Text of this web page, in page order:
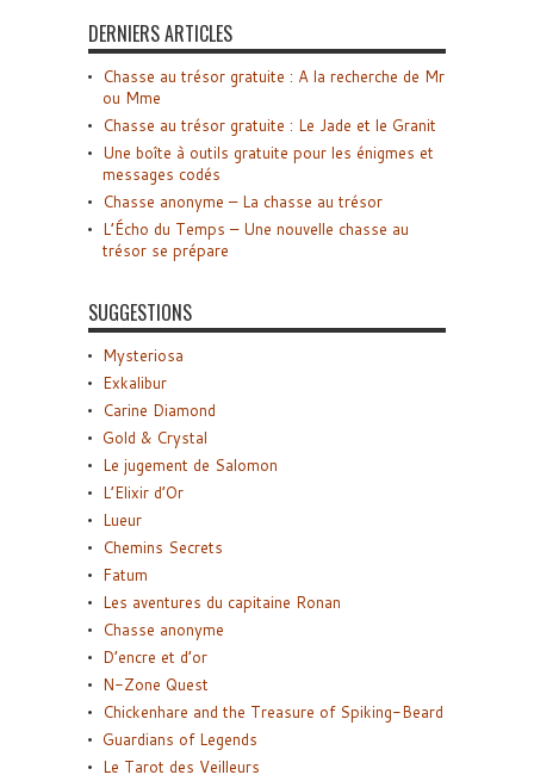
DERNIERS ARTICLES
Chasse au trésor gratuite : A la recherche de Mr
ou Mme
Chasse au trésor gratuite : Le Jade et le Granit
Une boîte à outils gratuite pour les énigmes et
messages codés
Chasse anonyme – La chasse au trésor
L’Écho du Temps – Une nouvelle chasse au
trésor se prépare
SUGGESTIONS
Mysteriosa
Exkalibur
Carine Diamond
Gold & Crystal
Le jugement de Salomon
L’Elixir d’Or
Lueur
Chemins Secrets
Fatum
Les aventures du capitaine Ronan
Chasse anonyme
D’encre et d’or
N-Zone Quest
Chickenhare and the Treasure of Spiking-Beard
Guardians of Legends
Le Tarot des Veilleurs